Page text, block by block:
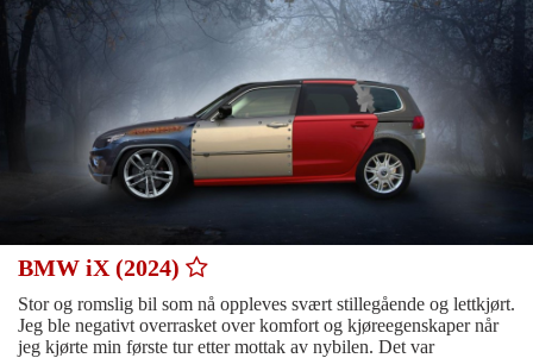
BMW iX (2024)
Stor og romslig bil som nå oppleves svært stillegående og lettkjørt.
Jeg ble negativt overrasket over komfort og kjøreegenskaper når
jeg kjørte min første tur etter mottak av nybilen. Det var